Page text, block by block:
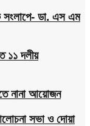
সংলাপে- ডা. এস এম
১১ দলীয়
নানা আয়োজন
সভা ও দোয়া